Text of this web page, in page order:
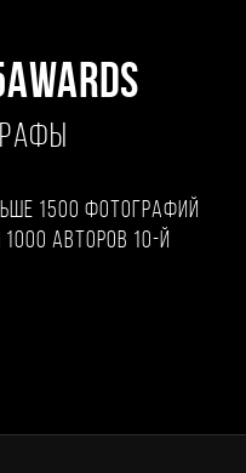
1500 фотографий
авторов 10-й